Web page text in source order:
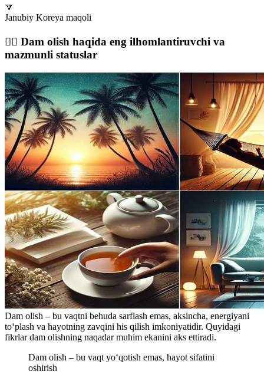
🔽
Janubiy Koreya maqoli
💆‍♂️ Dam olish haqida eng ilhomlantiruvchi va
mazmunli statuslar
Dam olish – bu vaqtni behuda sarflash emas, aksincha, energiyani
to‘plash va hayotning zavqini his qilish imkoniyatidir. Quyidagi
fikrlar dam olishning naqadar muhim ekanini aks ettiradi.
Dam olish – bu vaqt yo‘qotish emas, hayot sifatini
oshirish